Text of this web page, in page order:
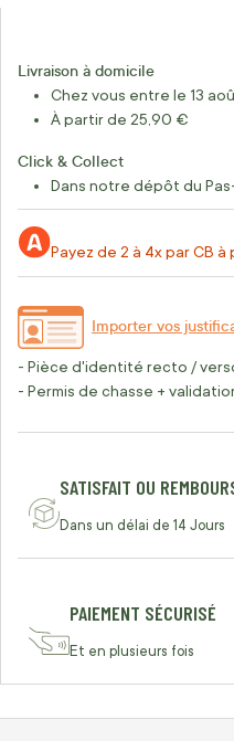
Livraison à domicile
Chez vous entre le 13
À partir de 25,90 €
Click & Collect
Dans notre dépôt du
Payez de 2 à 4x par CB
Importer vos
- Pièce d'identité recto /
- Permis de chasse +
SATISFAIT OU
Dans un délai de 14 Jours
PAIEMENT SÉCURISÉ
Et en plusieurs fois